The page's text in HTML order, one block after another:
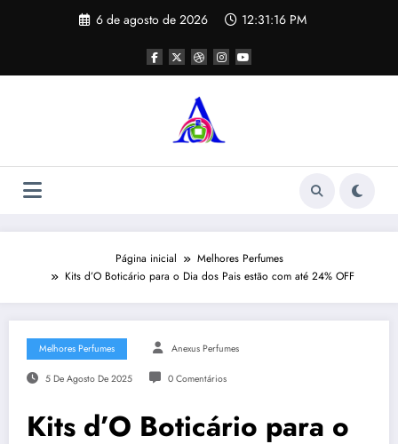
6 de agosto de 2026 12:31:16 PM
Página inicial
Melhores Perfumes
Kits d’O Boticário para o Dia dos Pais estão com até 24% OFF
Melhores Perfumes Anexus Perfumes
5 De Agosto De 2025 0 Comentários
Kits d’O Boticário para o